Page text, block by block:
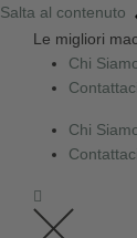
Salta al contenuto
Le migliori
Chi
Contattaci
Chi
Contattaci